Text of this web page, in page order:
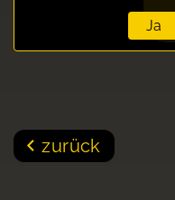
Ja
zurück